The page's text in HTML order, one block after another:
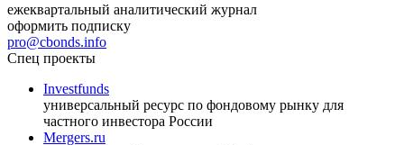
ежеквартальный аналитический журнал
оформить подписку
pro@cbonds.info
Спец проекты
Investfunds
универсальный ресурс по фондовому рынку для
частного инвестора России
Mergers.ru